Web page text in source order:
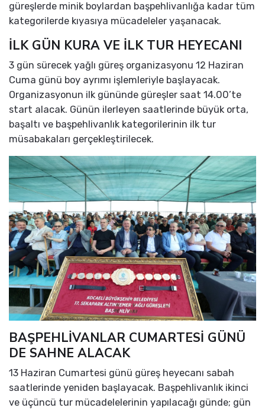
güreşlerde minik boylardan başpehlivanlığa kadar tüm
kategorilerde kıyasıya mücadeleler yaşanacak.
İLK GÜN KURA VE İLK TUR HEYECANI
3 gün sürecek yağlı güreş organizasyonu 12 Haziran
Cuma günü boy ayrımı işlemleriyle başlayacak.
Organizasyonun ilk gününde güreşler saat 14.00’te
start alacak. Günün ilerleyen saatlerinde büyük orta,
başaltı ve başpehlivanlık kategorilerinin ilk tur
müsabakaları gerçekleştirilecek.
BAŞPEHLİVANLAR CUMARTESİ GÜNÜ
DE SAHNE ALACAK
13 Haziran Cumartesi günü güreş heyecanı sabah
saatlerinde yeniden başlayacak. Başpehlivanlık ikinci
ve üçüncü tur mücadelelerinin yapılacağı günde; gün